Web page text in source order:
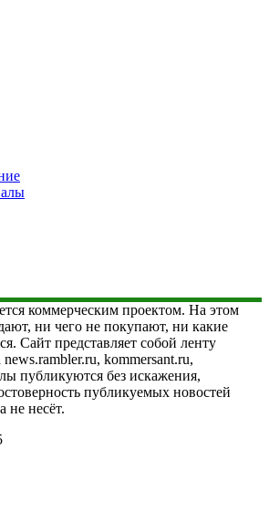
коммерческим проектом. На этом
ни чего не покупают, ни какие
Сайт представляет собой ленту
kommersant.ru,
публикуются без искажения,
публикуемых новостей
не несёт.